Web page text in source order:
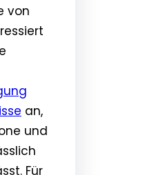
von
an,
und
Für